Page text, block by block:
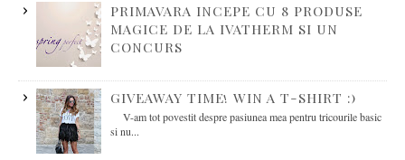
PRIMAVARA INCEPE CU 8 PRODUSE
MAGICE DE LA IVATHERM SI UN
CONCURS
GIVEAWAY TIME! WIN A T-SHIRT :)
V-am tot povestit despre pasiunea mea pentru tricourile basic
si nu...